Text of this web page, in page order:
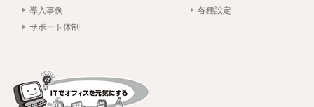
導入事例
サポート体制
各種設定